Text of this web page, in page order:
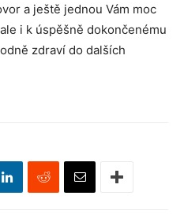
a ještě jednou Vám moc
i k úspěšně dokončenému
zdraví do dalších